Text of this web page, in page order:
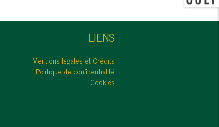
LIENS
Mentions légales et Crédits
Politique de confidentialité
Cookies